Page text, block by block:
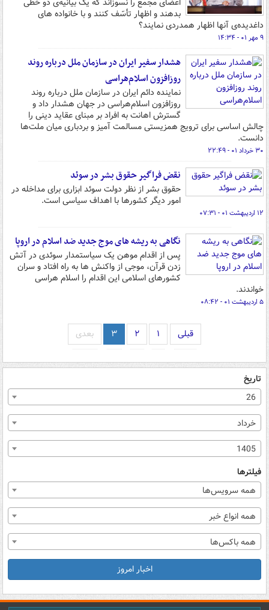
بدهند و اظهار تأسّف کنند و با خانواده های
داغدیده‌ی آنها اظهار همدردی نمایند؟
۹ مهر ۰۱ - ۱۴:۳۴
هشدار سفیر ایران در سازمان ملل درباره روند
روزافزون اسلام‌هراسی
نماینده دائم ایران در سازمان ملل درباره روند
روزافزون اسلام‌هراسی در جهان هشدار داد و
گسترش اهانت به افراد بر مبنای عقاید دینی را
چالش اساسی برای ترویج همزیستی مسالمت آمیز و بردباری میان ملت‌ها
دانست.
۳۰ خرداد ۰۱ - ۲۲:۴۹
نقض فراگیر حقوق بشر در سوئد
حقوق بشر از نظر دولت سوئد ابزاری برای مداخله در
امور دیگر کشورها با اهداف سیاسی است.
۱۲ اردیبهشت ۰۱ - ۰۷:۳۱
نگاهی به ریشه های موج جدید ضد اسلام در اروپا
پس از اقدام موهن یک سیاستمدار سوئدی در آتش
زدن قرآن، موجی از واکنش ها به راه افتاد و سران
کشورهای اسلامی این اقدام را اسلام هراسی
خواندند.
۵ اردیبهشت ۰۱ - ۰۸:۴۲
قبلی ۱ ۲ ۳ بعدی
تاریخ
26
خرداد
1405
فیلترها
همه سرویس‌ها
همه انواع خبر
همه باکس‌ها
اخبار امروز